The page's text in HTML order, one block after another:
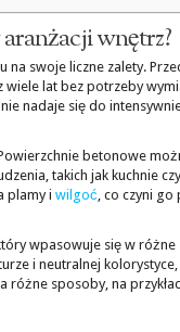
wnętrz?
swoje liczne zalety.
wiele lat bez potrzeby
nadaje się do
betonowe
takich jak kuchnie
plamy i wilgoć, co czyni go
wpasowuje się w różne
i neutralnej
sposoby, na